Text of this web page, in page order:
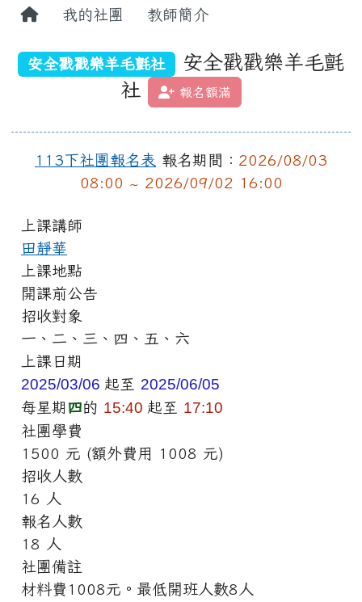
我的社團 教師簡介
安全戳戳樂羊毛氈社
安全戳戳樂羊毛氈
社
報名額滿
113下社團報名表 報名期間： 2026/08/03
08:00 ~ 2026/09/02 16:00
上課講師
田靜華
上課地點
開課前公告
招收對象
一、二、三、四、五、六
上課日期
2025/03/06 起至 2025/06/05
每星期 四的 15:40 起至 17:10
社團學費
1500 元 (額外費用 1008 元)
招收人數
16 人
報名人數
18 人
社團備註
材料費1008元。最低開班人數8人